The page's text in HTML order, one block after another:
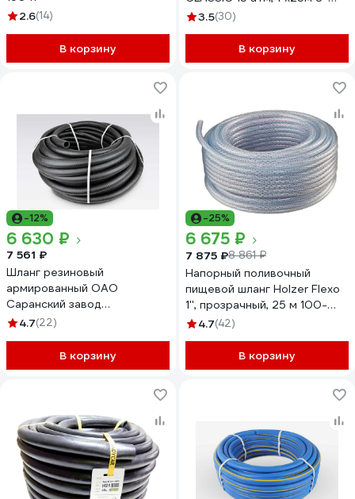
2.6(14)
В корзину
429001-1-25_z02
3.5(30)
В корзину
-12%
6 630 ₽
7 561 ₽
Шланг резиновый
армированный ОАО
Саранский завод
Резинотехника д. 25мм, 4
25-0,4-В 40м
4.7(22)
В корзину
-25%
6 675 ₽
7 875 ₽8 861 ₽
Напорный поливочный
пищевой шланг Holzer Flexo
1'', прозрачный, 25 м 100-
12525M
4.7(42)
В корзину